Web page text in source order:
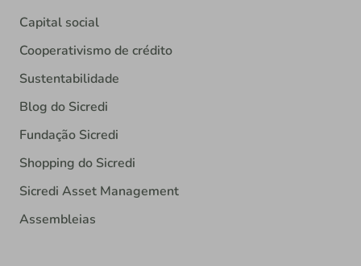
Capital social
Cooperativismo de crédito
Sustentabilidade
Blog do Sicredi
Fundação Sicredi
Shopping do Sicredi
Sicredi Asset Management
Assembleias